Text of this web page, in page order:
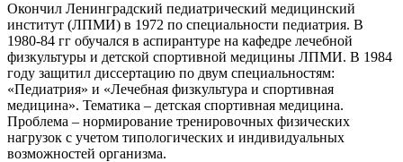
Окончил Ленинградский педиатрический медицинский
институт (ЛПМИ) в 1972 по специальности педиатрия. В
1980-84 гг обучался в аспирантуре на кафедре лечебной
физкультуры и детской спортивной медицины ЛПМИ. В 1984
году защитил диссертацию по двум специальностям:
«Педиатрия» и «Лечебная физкультура и спортивная
медицина». Тематика – детская спортивная медицина.
Проблема – нормирование тренировочных физических
нагрузок с учетом типологических и индивидуальных
возможностей организма.